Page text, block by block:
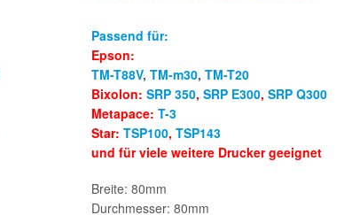
Passend für:
Epson:
TM-T88V,TM-m30,TM-T20
Bixolon:SRP 350,SRP E300,SRP Q300
Metapace:T-3
Star:TSP100,TSP143
und für viele weitere Drucker geeignet
Breite: 80mm
Durchmesser: 80mm